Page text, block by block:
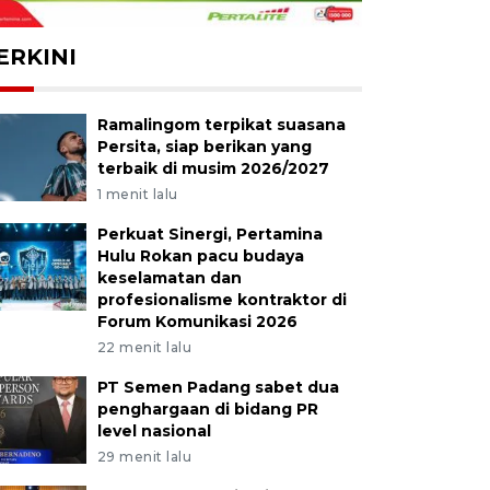
Ramalingom terpikat suasana
Persita, siap berikan yang
terbaik di musim 2026/2027
1 menit lalu
Perkuat Sinergi, Pertamina
Hulu Rokan pacu budaya
keselamatan dan
profesionalisme kontraktor di
Forum Komunikasi 2026
22 menit lalu
PT Semen Padang sabet dua
penghargaan di bidang PR
level nasional
29 menit lalu